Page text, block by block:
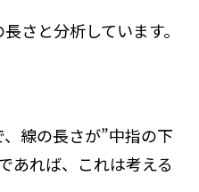
さと分析しています。
線の長さが”中指の下
あれば、これは考える